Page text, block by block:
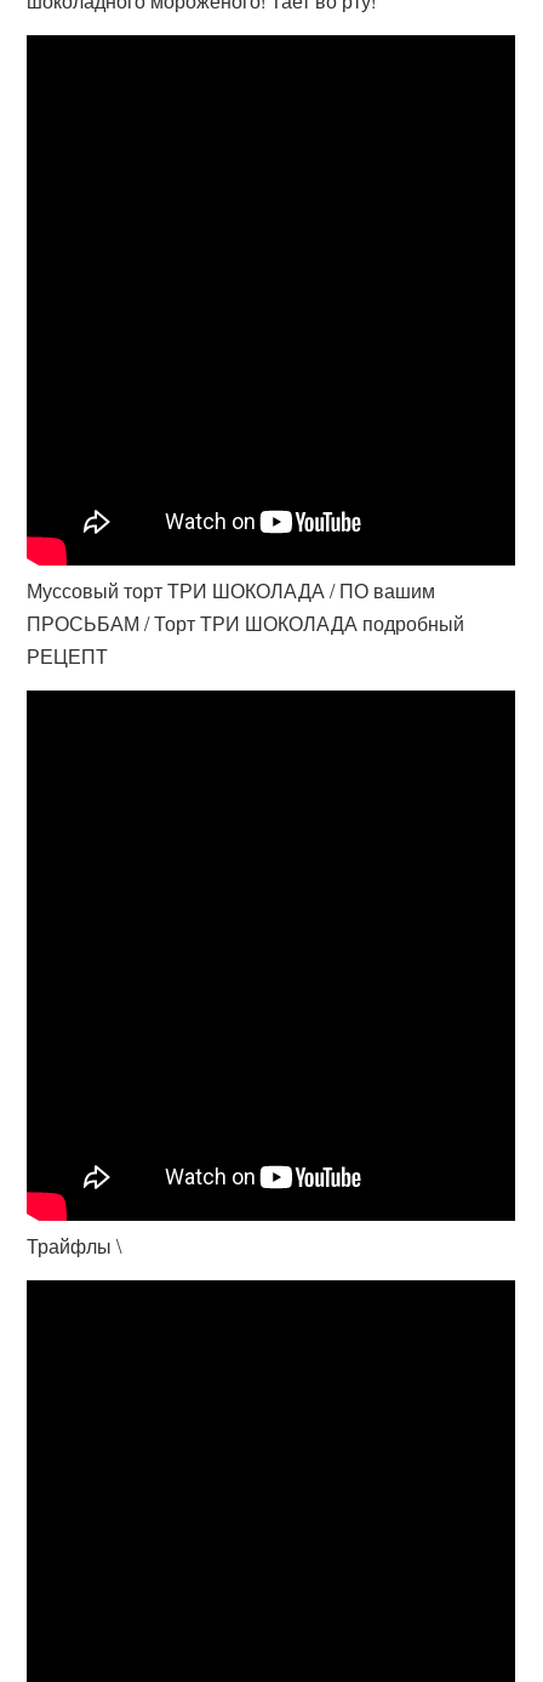
Муссовый торт ТРИ ШОКОЛАДА / ПО вашим
ПРОСЬБАМ / Торт ТРИ ШОКОЛАДА подробный
РЕЦЕПТ
Трайфлы \